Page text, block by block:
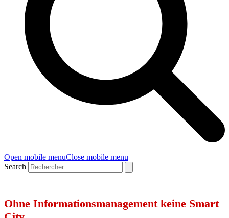
Open mobile menuClose mobile menu
Search
Ohne Informationsmanagement keine Smart